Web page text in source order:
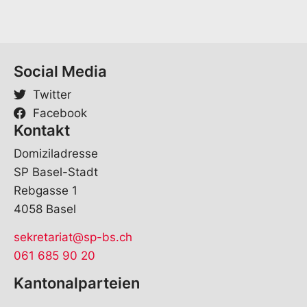
Social Media
Twitter
Facebook
Kontakt
Domiziladresse
SP Basel-Stadt
Rebgasse 1
4058 Basel
sekretariat@sp-bs.ch
061 685 90 20
Kantonalparteien